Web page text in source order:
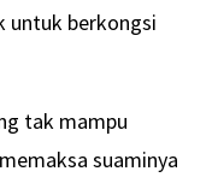
untuk berkongsi
tak mampu
suaminya